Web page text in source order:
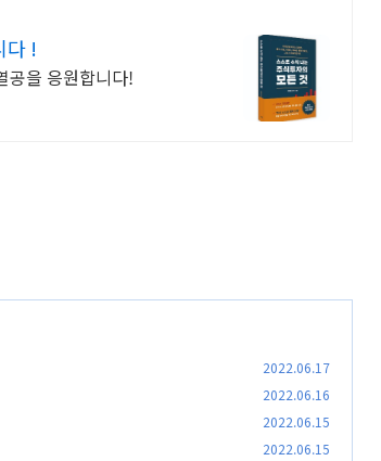
다 !
공을 응원합니다!
2022.06.17
2022.06.16
2022.06.15
2022.06.15